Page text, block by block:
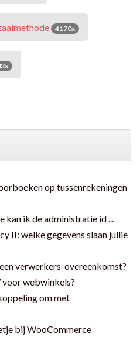
4170x
op tussenrekeningen
kan ik de administratie id ...
II: welke gegevens slaan jullie
verwerkers-overeenkomst?
webwinkels?
om met
bij WooCommerce